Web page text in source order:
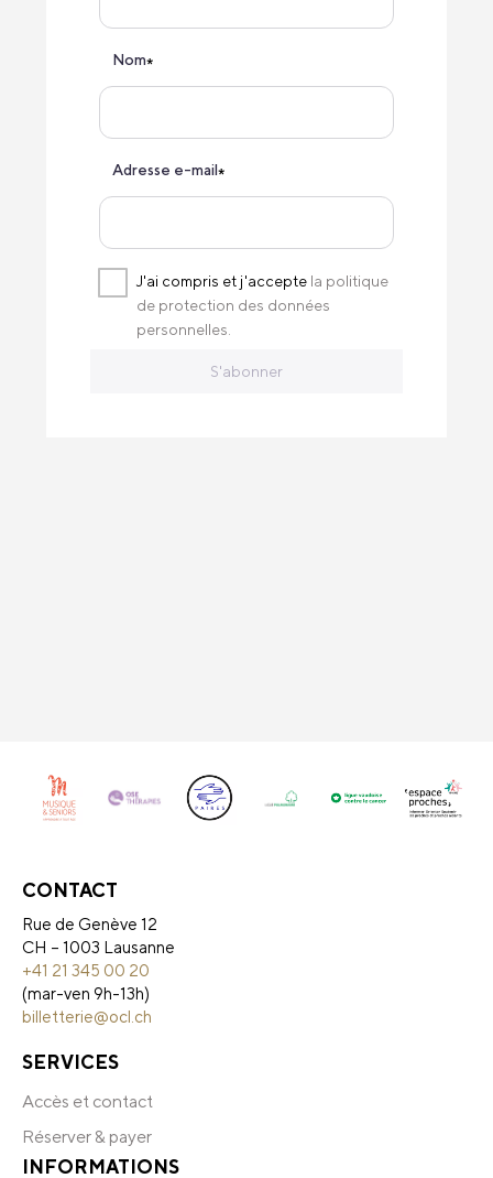
Nom*
Adresse e-mail*
J'ai compris et j'accepte la politique
de protection des données
personnelles.
S'abonner
CONTACT
Rue de Genève 12
CH – 1003 Lausanne
+41 21 345 00 20
(mar-ven 9h-13h)
billetterie@ocl.ch
SERVICES
Accès et contact
Réserver & payer
INFORMATIONS